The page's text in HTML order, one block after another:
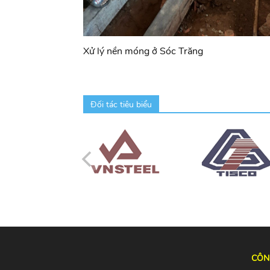
Xử lý nền móng ở Sóc Trăng
Đối tác tiêu biểu